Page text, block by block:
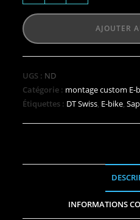
AJOUTER
UGS : ND
Catégorie : montage custom E-
Étiquettes : DT Swiss, E-bike,
INFORMATIONS